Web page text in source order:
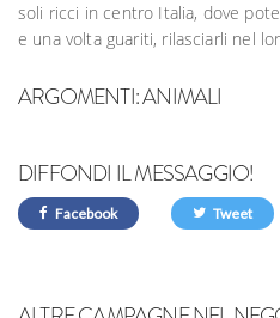
soli ricci in centro Italia, dove
e una volta guariti, rilasciarli nel
ARGOMENTI:ANIMALI
DIFFONDI IL MESSAGGIO!
Facebook Tweet